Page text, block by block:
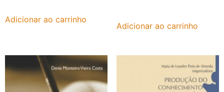
Adicionar ao carrinho
Adicionar ao carrinho